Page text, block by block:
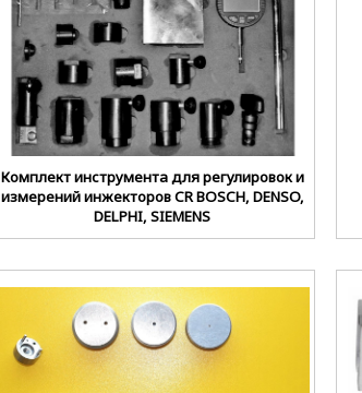
Комплект инструмента для регулировок и
измерений инжекторов CR BOSCH, DENSO,
DELPHI, SIEMENS